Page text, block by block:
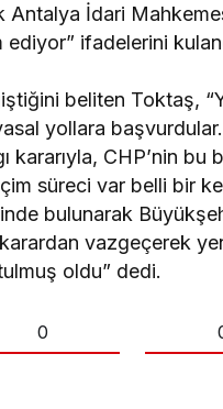
İdari
ifadelerini
beliten Toktaş,
yollara
kararıyla, CHP’nin bu
süreci var belli bir
bulunarak
vazgeçerek
oldu” dedi.
0